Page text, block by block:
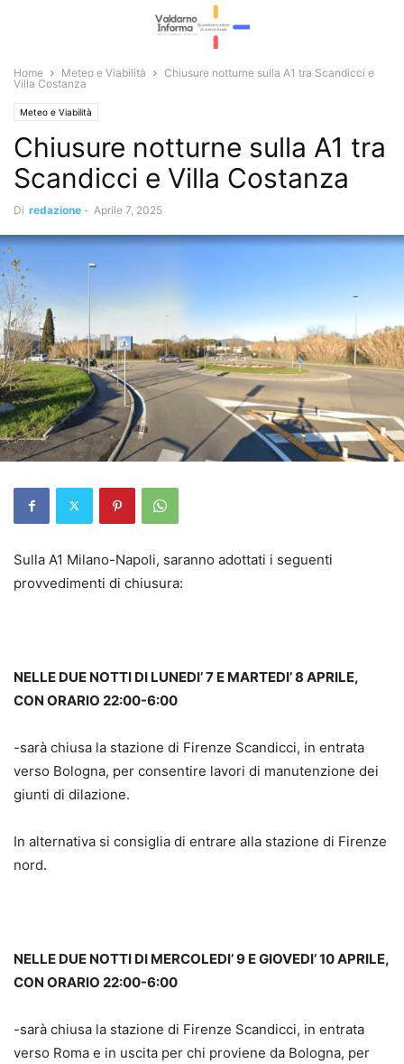
Home Meteo e Viabilità
Chiusure notturne sulla A1 tra Scandicci e
Villa Costanza
Meteo e Viabilità
Chiusure notturne sulla A1 tra
Scandicci e Villa Costanza
Di redazione - Aprile 7, 2025
Sulla A1 Milano-Napoli, saranno adottati i seguenti
provvedimenti di chiusura:
NELLE DUE NOTTI DI LUNEDI’ 7 E MARTEDI’ 8 APRILE,
CON ORARIO 22:00-6:00
-sarà chiusa la stazione di Firenze Scandicci, in entrata
verso Bologna, per consentire lavori di manutenzione dei
giunti di dilazione.
In alternativa si consiglia di entrare alla stazione di Firenze
nord.
NELLE DUE NOTTI DI MERCOLEDI’ 9 E GIOVEDI’ 10 APRILE,
CON ORARIO 22:00-6:00
-sarà chiusa la stazione di Firenze Scandicci, in entrata
verso Roma e in uscita per chi proviene da Bologna, per